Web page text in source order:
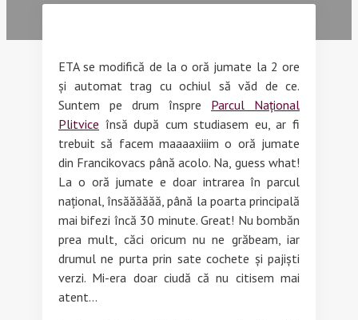
ETA se modifică de la o oră jumate la 2 ore
și automat trag cu ochiul să văd de ce.
Suntem pe drum înspre Parcul Național
Plitvice însă după cum studiasem eu, ar fi
trebuit să facem maaaaxiiim o oră jumate
din Francikovacs până acolo. Na, guess what!
La o oră jumate e doar intrarea în parcul
național, însăăăăăă, până la poarta principală
mai bifezi încă 30 minute. Great! Nu bombăn
prea mult, căci oricum nu ne grăbeam, iar
drumul ne purta prin sate cochete și pajiști
verzi. Mi-era doar ciudă că nu citisem mai
atent…